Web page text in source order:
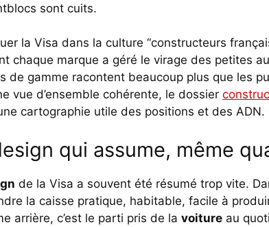
sont cuits.
la Visa dans la culture “constructeurs
chaque marque a géré le virage des petites
de gamme racontent beaucoup plus que les
vue d’ensemble cohérente, le dossier
cartographie utile des positions et des ADN.
qui assume, même
de la Visa a souvent été résumé trop vite.
la caisse pratique, habitable, facile à
arrière, c’est le parti pris de la voiture au